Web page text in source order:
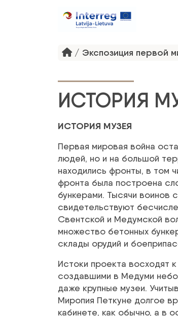
/ Экспозиция первой
ИСТОРИЯ
ИСТОРИЯ МУЗЕЯ
Первая мировая война
людей, но и на большой
находились фронты, в том
фронта была построена
бункерами. Тысячи воинов
свидетельствуют
Свентской и Медумской
множество бетонных
склады орудий и
Истоки проекта восходят
создавшими в Медуми
даже крупные музеи.
Миропия Петкуне долгое
кабинете, как обычно, а в